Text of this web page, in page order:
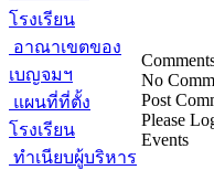
โรงเรียน
อาณาเขตของ
เบญจมฯ
แผนที่ที่ตั้ง
โรงเรียน
ทำเนียบผู้บริหาร
No
Post
Please
Events